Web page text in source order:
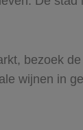
bezoek
wijnen in